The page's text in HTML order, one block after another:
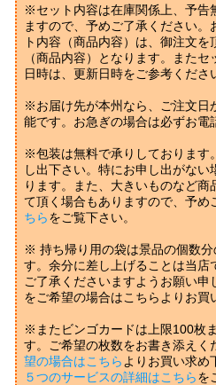
※セット内容は在庫関係上、予告
ますので、予めご了承ください
ト内容（商品内容）は、御注文
（商品内容）となります。また
日時は、更新日時をご参考くださ
※お届け先が本州なら、ご注文日
能です。お急ぎの場合は必ずお電
※包装は無料で承りしております
し出下さい。特にお申し出がな
ります。また、大きいものなど
て頂く場合もありますので、予め
ちらをご覧下さい。
※ 持ち帰り用の袋は景品の個数分
す。余分に差し上げることは当店
ご了承くださいますようお願い
をご希望の場合はこちらよりお買
※またビンゴカードは上限100枚
す。ご希望の枚数をお書き添えく
望の場合はこちら よりお買い求め
５つのサービスの詳細はこちらを